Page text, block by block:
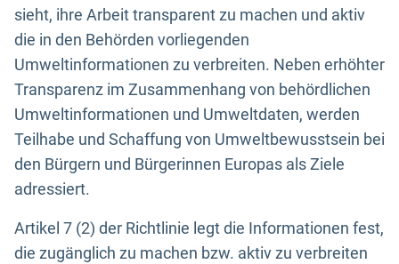
sieht, ihre Arbeit transparent zu machen und aktiv
die in den Behörden vorliegenden
Umweltinformationen zu verbreiten. Neben erhöhter
Transparenz im Zusammenhang von behördlichen
Umweltinformationen und Umweltdaten, werden
Teilhabe und Schaffung von Umweltbewusstsein bei
den Bürgern und Bürgerinnen Europas als Ziele
adressiert.
Artikel 7 (2) der Richtlinie legt die Informationen fest,
die zugänglich zu machen bzw. aktiv zu verbreiten